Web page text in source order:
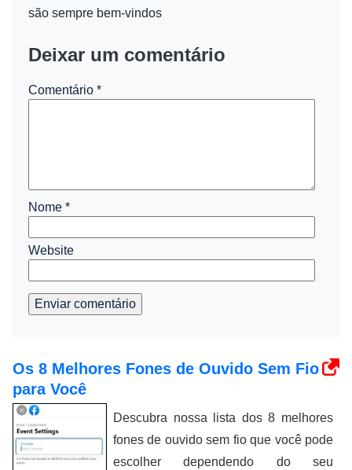
são sempre bem-vindos
Deixar um comentário
Comentário *
Nome *
Website
Enviar comentário
Os 8 Melhores Fones de Ouvido Sem Fio
para Você
Descubra nossa lista dos 8 melhores
fones de ouvido sem fio que você pode
escolher dependendo do seu